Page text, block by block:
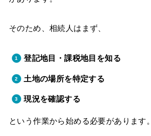
そのため、相続人はまず、
登記地目・課税地目を知る
土地の場所を特定する
現況を確認する
という作業から始める必要があります。